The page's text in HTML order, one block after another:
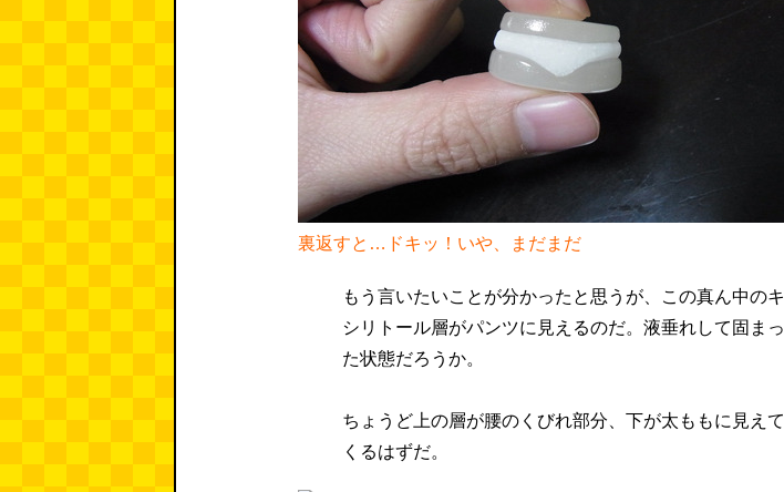
裏返すと…ドキッ！いや、まだまだ
もう言いたいことが分かったと思うが、この真ん中のキ
シリトール層がパンツに見えるのだ。液垂れして固まっ
た状態だろうか。
ちょうど上の層が腰のくびれ部分、下が太ももに見えて
くるはずだ。